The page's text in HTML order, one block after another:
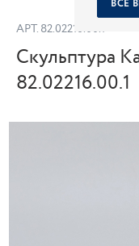
ВСЁ
АРТ. 82.02216.00.1
Скульптура
82.02216.00.1